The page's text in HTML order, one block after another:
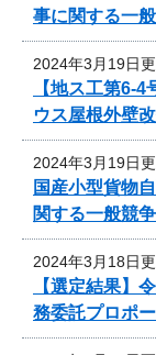
事に関する一
2024年3月19日
【地ス工第6-
ウス屋根外壁
2024年3月19日
国産小型貨物
関する一般競
2024年3月18日
【選定結果】
務委託プロポ